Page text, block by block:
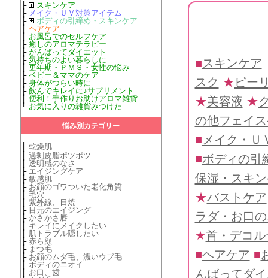
├
スキンケア
├ メイク・ＵＶ対策アイテム
├
ボディの引締め・スキンケア
├ ヘアケア
├ お風呂でのセルフケア
├ 癒しのアロマテラピー
├ がんばってダイエット
├ 気持ちのよい暮らしに
├ 更年期・ＰＭＳ・女性の悩み
├ ベビー＆ママのケア
├ 身体がつらい時に
├ 飲んでキレイに♪サプリメント
├ 便利！手作りお助けアロマ雑貨
└ お気に入りの雑貨みつけた
悩み別カテゴリー
├ 乾燥肌
├ 過剰皮脂ポツポツ
├ 透明感のなさ
├ エイジングケア
├ 敏感肌
├ お顔のゴワついた老化角質
├ 毛穴
├ 紫外線、日焼
├ 目元のエイジング
├ かさかさ唇
├ キレイにメイクしたい
├ 肌トラブル隠したい
├ 赤ら顔
├ まつ毛
├ お顔のムダ毛、濃いウブ毛
├ ボディのニオイ
├ お口、歯
■スキンケア
スク ★ピー
★美容液 ★
の他フェイ
■ メイク・Ｕ
■ボディの引
保湿・スキ
★バストケア
ラダ・お口
★首・デコ
■ヘアケア ■
んばってダ